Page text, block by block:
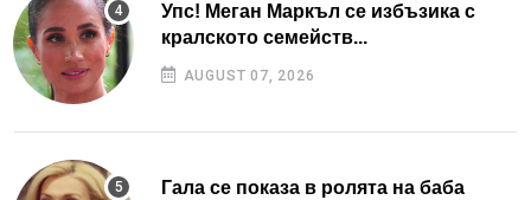
Упс! Меган Маркъл се избъзика с
кралското семейств...
AUGUST 07, 2026
Гала се показа в ролята на баба